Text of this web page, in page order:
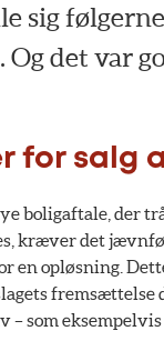
sig
Og det var
for salg
boligaftale, der
kræver det
en opløsning.
fremsættelse
– som eksempelvis